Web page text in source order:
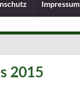
Impressum
2015